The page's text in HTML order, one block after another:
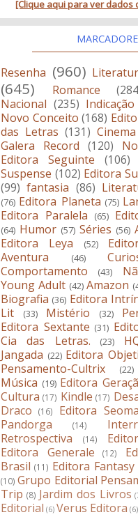
[Clique aqui para ver dados
Resenha (960)
(645) Romance
Nacional (235) Indicação
Novo Conceito (168)
das Letras (131) Cinema
Galera Record
(120)
Editora Seguinte
(106)
Suspense (102) Editora
(99) fantasia (86)
(76) Editora Planeta (75)
Editora Paralela (65)
(64) Humor (57) Séries (56)
Editora Leya (52)
Aventura (46)
Comportamento (43)
Young Adult (42) Amazon
Biografia (36) Editora
Lit
(33) Mistério (32)
Editora Sextante (31)
Cia das Letras. (23)
Jangada (22) Editora
Pensamento-Cultrix
(22)
Música (19) Editora
Cultura (17) Kindle (17)
Draco
(16) Editora
Pandorga
(14)
Retrospectiva (14)
Editora Generale (12)
Brasil (11) Editora Fantasy
(10) Grupo Editorial
Trip (8) Jardim dos Livros
Editorial (6) Verus Editora (6)